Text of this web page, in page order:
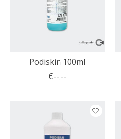
Podiskin 100ml
€--,--